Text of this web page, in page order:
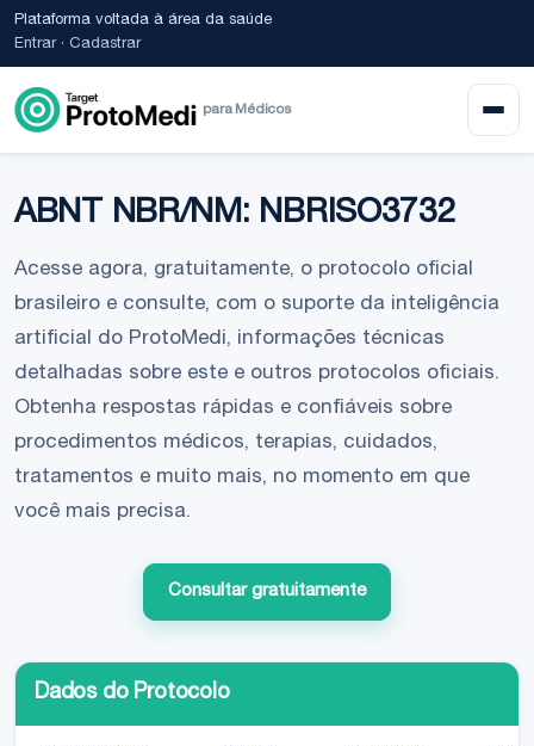
Plataforma voltada à área da saúde
Entrar· Cadastrar
para Médicos
ABNT NBR/NM: NBRISO3732
Acesse agora, gratuitamente, o protocolo oficial
brasileiro e consulte, com o suporte da inteligência
artificial do ProtoMedi, informações técnicas
detalhadas sobre este e outros protocolos oficiais.
Obtenha respostas rápidas e confiáveis sobre
procedimentos médicos, terapias, cuidados,
tratamentos e muito mais, no momento em que
você mais precisa.
Consultar gratuitamente
Dados do Protocolo